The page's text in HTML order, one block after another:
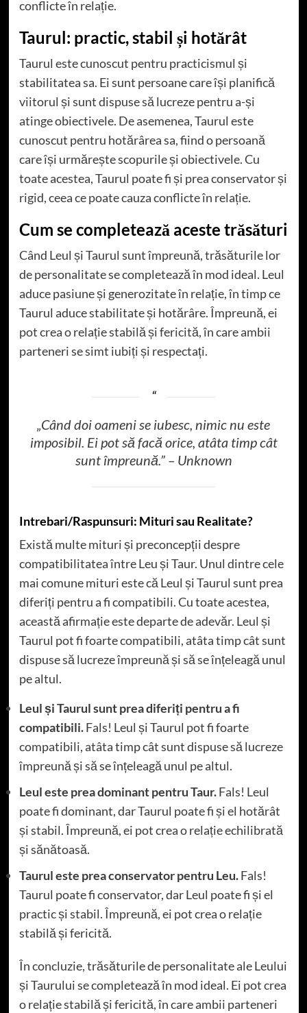
conflicte în relație.
Taurul: practic, stabil și hotărât
Taurul este cunoscut pentru practicismul și
stabilitatea sa. Ei sunt persoane care își planifică
viitorul și sunt dispuse să lucreze pentru a-și
atinge obiectivele. De asemenea, Taurul este
cunoscut pentru hotărârea sa, fiind o persoană
care își urmărește scopurile și obiectivele. Cu
toate acestea, Taurul poate fi și prea conservator și
rigid, ceea ce poate cauza conflicte în relație.
Cum se completează aceste trăsături
Când Leul și Taurul sunt împreună, trăsăturile lor
de personalitate se completează în mod ideal. Leul
aduce pasiune și generozitate în relație, în timp ce
Taurul aduce stabilitate și hotărâre. Împreună, ei
pot crea o relație stabilă și fericită, în care ambii
parteneri se simt iubiți și respectați.
„Când doi oameni se iubesc, nimic nu este
imposibil. Ei pot să facă orice, atâta timp cât
sunt împreună.” – Unknown
Intrebari/Raspunsuri: Mituri sau Realitate?
Există multe mituri și preconcepții despre
compatibilitatea între Leu și Taur. Unul dintre cele
mai comune mituri este că Leul și Taurul sunt prea
diferiți pentru a fi compatibili. Cu toate acestea,
această afirmație este departe de adevăr. Leul și
Taurul pot fi foarte compatibili, atâta timp cât sunt
dispuse să lucreze împreună și să se înțeleagă unul
pe altul.
Leul și Taurul sunt prea diferiți pentru a fi
compatibili.Fals! Leul și Taurul pot fi foarte
compatibili, atâta timp cât sunt dispuse să lucreze
împreună și să se înțeleagă unul pe altul.
Leul este prea dominant pentru Taur.Fals! Leul
poate fi dominant, dar Taurul poate fi și el hotărât
și stabil. Împreună, ei pot crea o relație echilibrată
și sănătoasă.
Taurul este prea conservator pentru Leu.Fals!
Taurul poate fi conservator, dar Leul poate fi și el
practic și stabil. Împreună, ei pot crea o relație
stabilă și fericită.
În concluzie, trăsăturile de personalitate ale Leului
și Taurului se completează în mod ideal. Ei pot crea
o relație stabilă și fericită, în care ambii parteneri